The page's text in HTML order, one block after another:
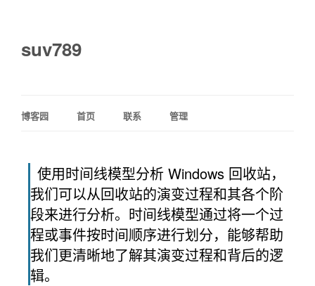
suv789
博客园 首页 联系 管理
使用时间线模型分析 Windows 回收站，
我们可以从回收站的演变过程和其各个阶
段来进行分析。时间线模型通过将一个过
程或事件按时间顺序进行划分，能够帮助
我们更清晰地了解其演变过程和背后的逻
辑。